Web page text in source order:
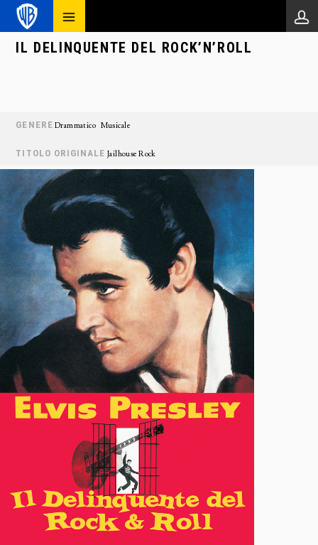
IL DELINQUENTE DEL ROCK’N’ROLL
GENERE Drammatico Musicale
TITOLO ORIGINALE Jailhouse Rock